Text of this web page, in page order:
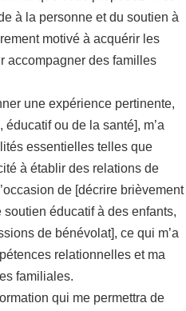
à la personne et du soutien à
motivé à acquérir les
accompagner des familles
une expérience pertinente,
ou de la santé], m’a
essentielles telles que
à établir des relations de
de [décrire brièvement
éducatif à des enfants,
de bénévolat], ce qui m’a
relationnelles et ma
familiales.
qui me permettra de